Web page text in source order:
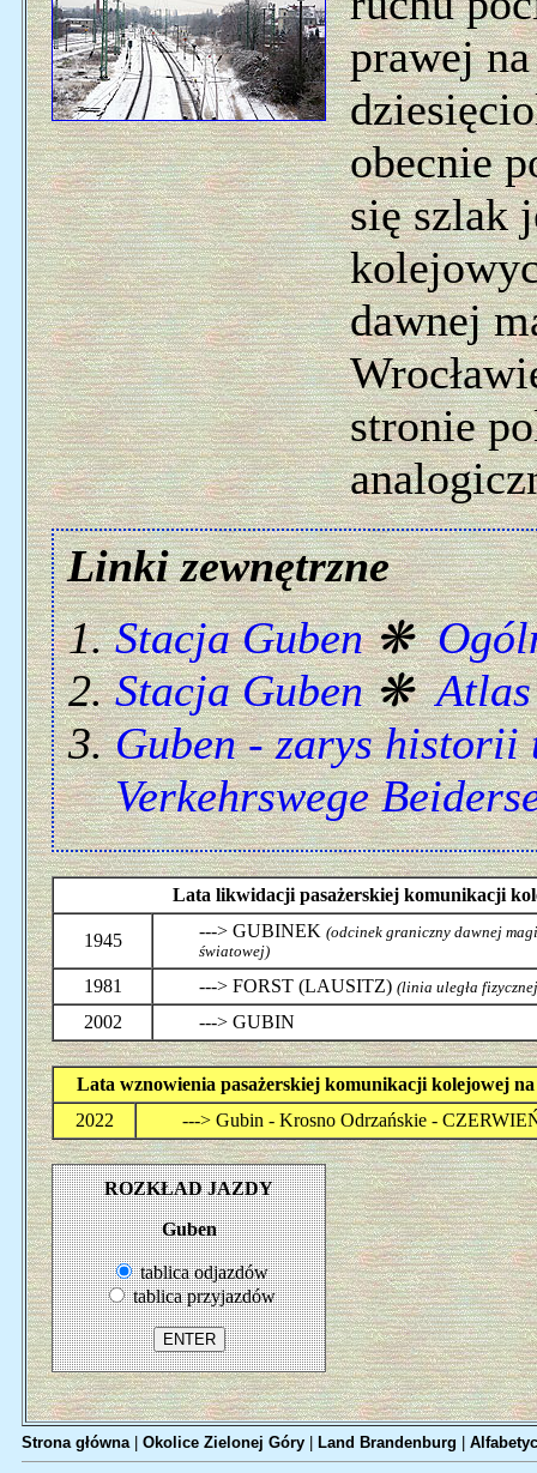
prawej
obecnie
się szlak
dawnej
stronie
Linki zewnętrzne
Stacja Guben❋
Stacja Guben❋
Guben - zarys historii
Verkehrswege
Lata likwidacji pasażerskiej komunikacji
1945 ---> GUBINEK (odcinek graniczny dawnej
światowej)
1981 ---> FORST (LAUSITZ) (linia uległa
2002 ---> GUBIN
Lata wznowienia pasażerskiej komunikacji kolejowej
2022
---> Gubin - Krosno Odrzańskie -
ROZKŁAD JAZDY
Guben
tablica odjazdów
tablica przyjazdów
Strona główna| Okolice Zielonej Góry Land Brandenburg